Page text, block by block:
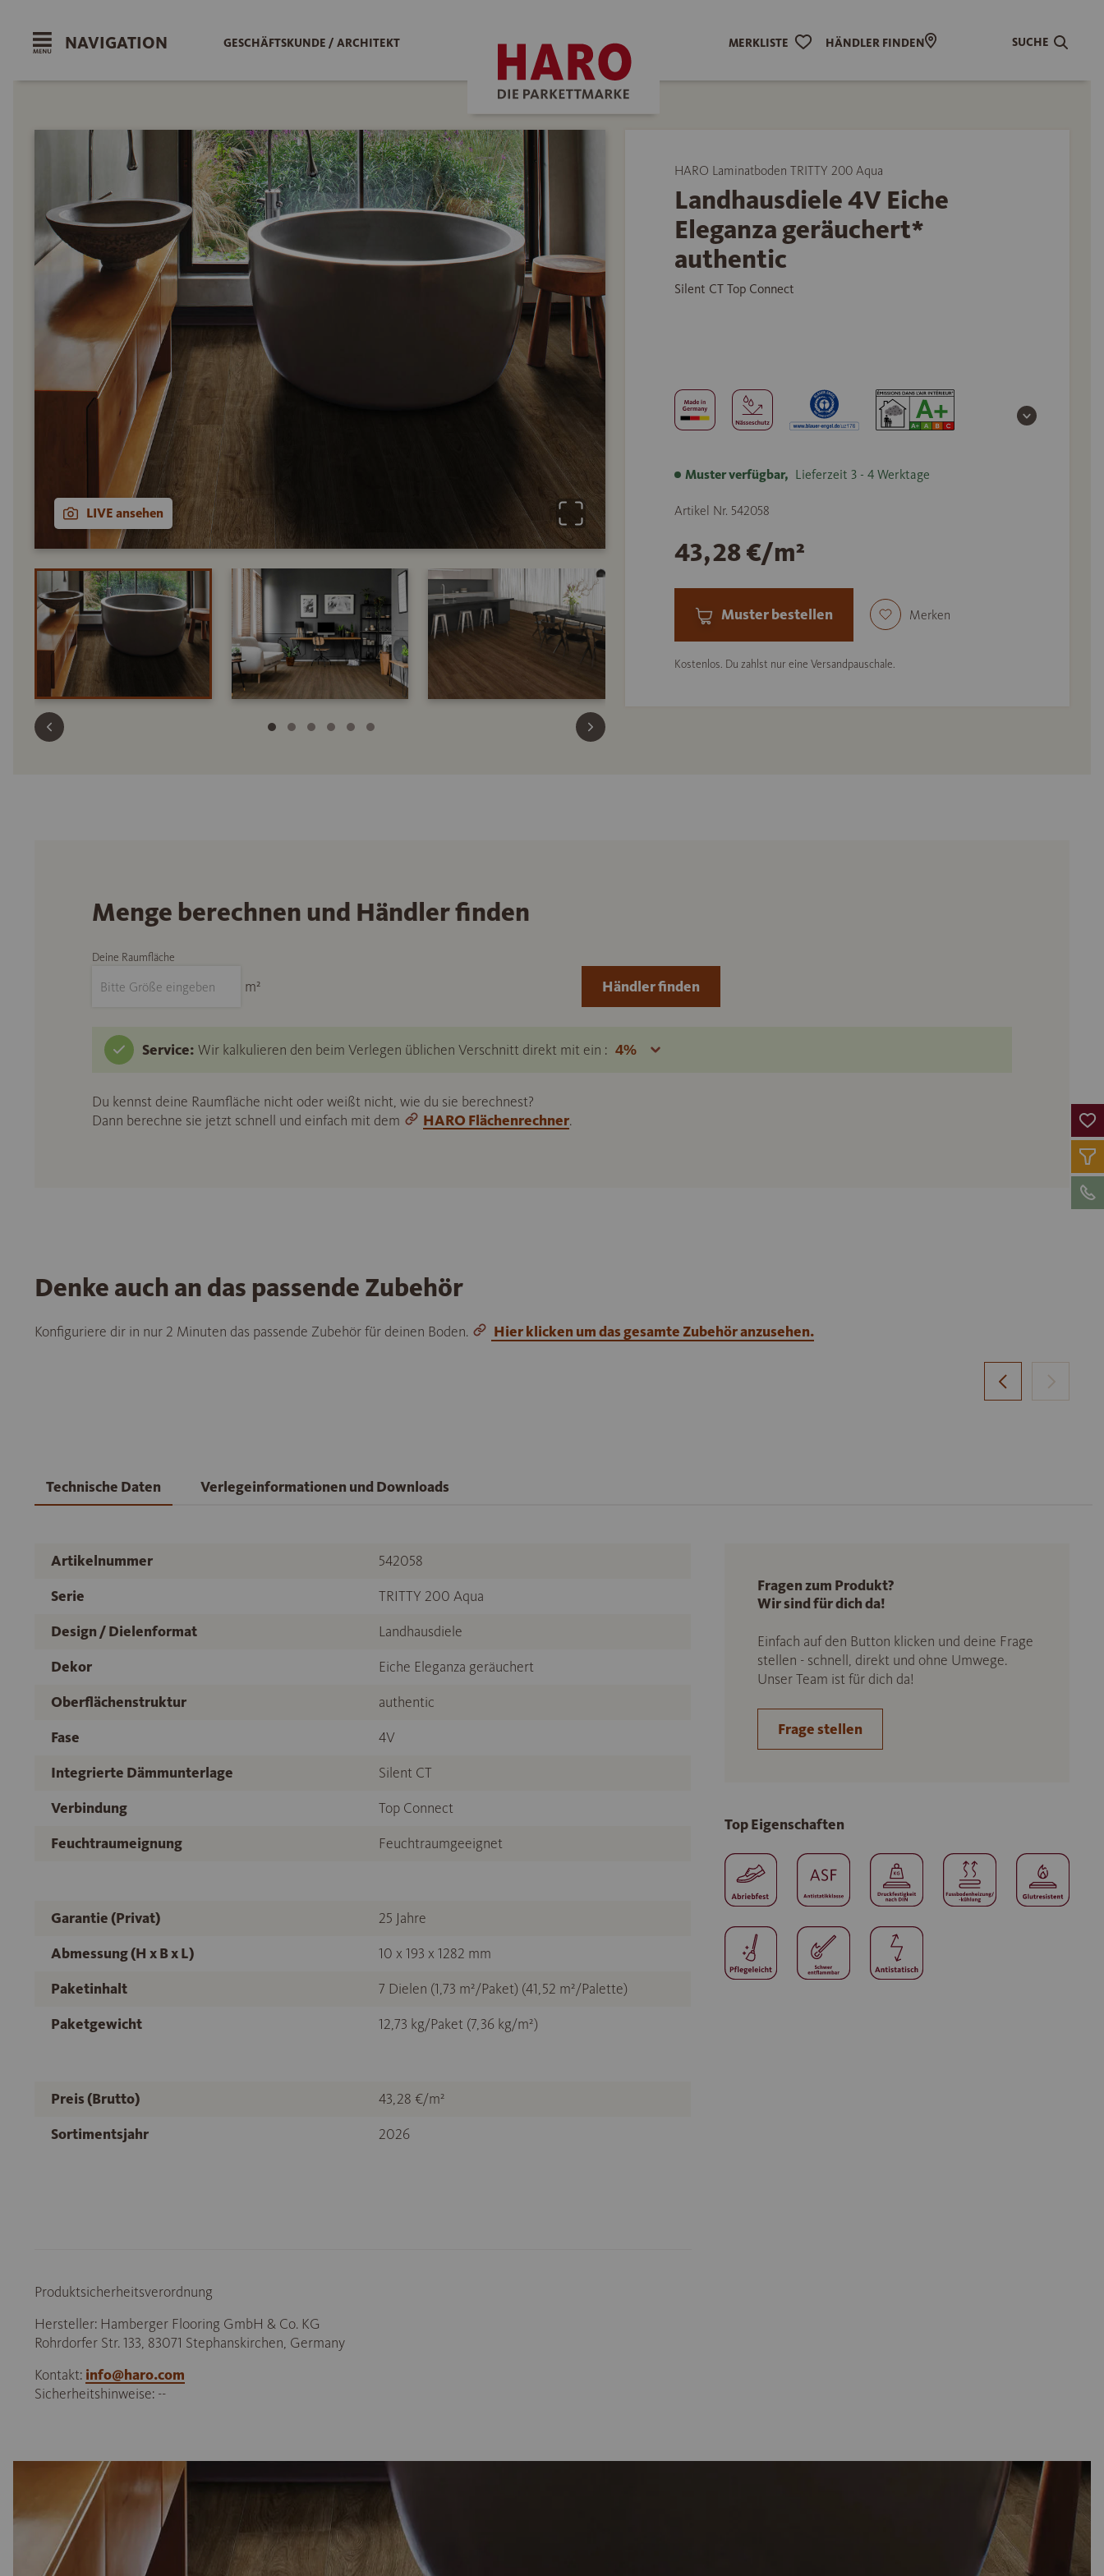
NAVIGATION GESCHÄFTSKUNDE / ARCHITEKT MERKLISTE HÄNDLER FINDEN SUCHE
LIVE ansehen
HARO Laminatboden TRITTY 200 Aqua
Landhausdiele 4V Eiche
Eleganza geräuchert*
authentic
Silent CT Top Connect
Muster verfügbar, Lieferzeit 3 - 4 Werktage
Artikel Nr. 542058
43,28 €/m²
Muster bestellen Merken
Kostenlos. Du zahlst nur eine Versandpauschale.
Menge berechnen und Händler finden
Deine Raumfläche
m²
Service: Wir kalkulieren den beim Verlegen üblichen Verschnitt direkt mit ein :
Du kennst deine Raumfläche nicht oder weißt nicht, wie du sie berechnest?
Dann berechne sie jetzt schnell und einfach mit dem
HARO Flächenrechner.
Händler finden
Denke auch an das passende Zubehör
Konfiguriere dir in nur 2 Minuten das passende Zubehör für deinen Boden. Hier klicken um das gesamte Zubehör anzusehen.
Technische Daten Verlegeinformationen und Downloads
Artikelnummer
542058
Serie
TRITTY 200 Aqua
Design / Dielenformat
Landhausdiele
Dekor
Eiche Eleganza geräuchert
Oberflächenstruktur
authentic
Fase
4V
Integrierte Dämmunterlage
Silent CT
Verbindung
Top Connect
Feuchtraumeignung
Feuchtraumgeeignet
Garantie (Privat)
25 Jahre
Abmessung (H x B x L)
10 x 193 x 1282 mm
Paketinhalt
7 Dielen (1,73 m²/Paket) (41,52 m²/Palette)
Paketgewicht
12,73 kg/Paket (7,36 kg/m²)
Preis (Brutto)
43,28 €/m²
Sortimentsjahr
2026
Produktsicherheitsverordnung
Hersteller: Hamberger Flooring GmbH & Co. KG
Rohrdorfer Str. 133, 83071 Stephanskirchen, Germany
Kontakt: info@haro.com
Sicherheitshinweise: --
Fragen zum Produkt?
Wir sind für dich da!
Einfach auf den Button klicken und deine Frage
stellen - schnell, direkt und ohne Umwege.
Unser Team ist für dich da!
Frage stellen
Top Eigenschaften